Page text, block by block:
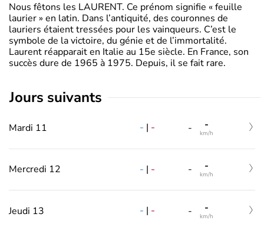
Nous fêtons les LAURENT. Ce prénom signifie « feuille
laurier » en latin. Dans l’antiquité, des couronnes de
lauriers étaient tressées pour les vainqueurs. C’est le
symbole de la victoire, du génie et de l’immortalité.
Laurent réapparait en Italie au 15e siècle. En France, son
succès dure de 1965 à 1975. Depuis, il se fait rare.
jours suivants
Mardi 11 - | - - -
km/h
Mercredi 12 - | - - -
km/h
Jeudi 13 - | - - -
km/h